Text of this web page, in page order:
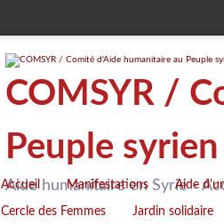
COMSYR /
Peuple syrien
Aide humanitaire en Syrie -
Accueil Manifestations Aide
Cercle des Femmes Jardin solidaire